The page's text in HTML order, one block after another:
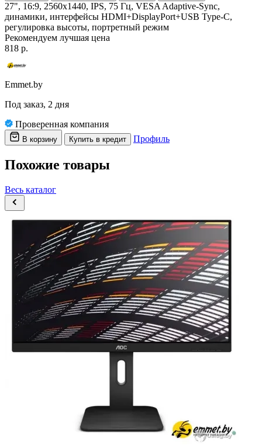
27", 16:9, 2560x1440, IPS, 75 Гц, VESA Adaptive-Sync,
динамики, интерфейсы HDMI+DisplayPort+USB Type-C,
регулировка высоты, портретный режим
Рекомендуем лучшая цена
818 р.
Emmet.by
Под заказ, 2 дня
Проверенная компания
В корзину Купить в кредит Профиль
Похожие товары
Весь каталог